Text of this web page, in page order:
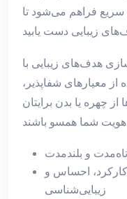
فراهم می‌شود تا
هدف‌های زیبایی با
معیارهای شفاپذیر،
چهره یا بدن برایتان
و بلندمدت
احساس و
زیبایی‌شناسی